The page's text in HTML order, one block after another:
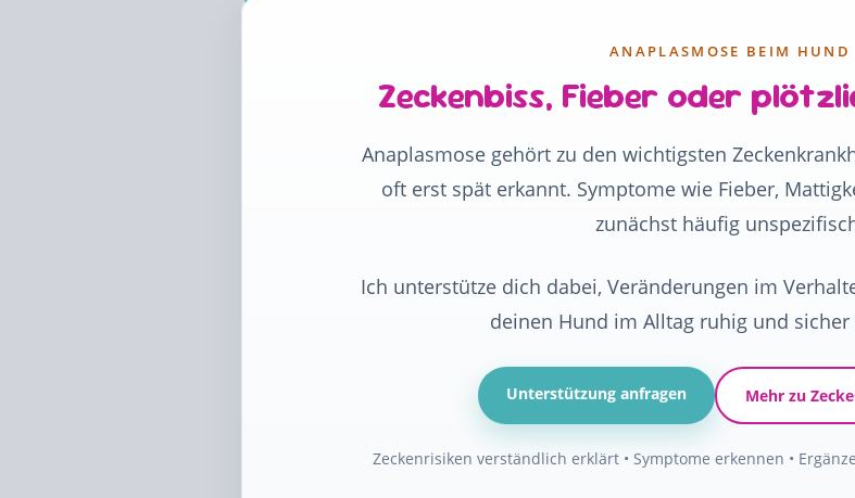
ANAPLASMOSE BEIM HUND
Zeckenbiss, Fieber oder
Anaplasmose gehört zu den wichtigsten
oft erst spät erkannt. Symptome wie Fieber,
zunächst häufig
Ich unterstütze dich dabei, Veränderungen im
deinen Hund im Alltag ruhig und sicher
Unterstützung anfragen Mehr zu
Zeckenrisiken verständlich erklärt • Symptome erkennen •